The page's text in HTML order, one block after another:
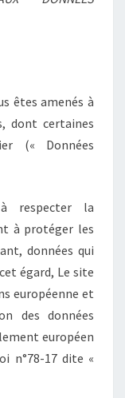
êtes amenés à
dont certaines
(« Données
à respecter la
à protéger les
données qui
égard, Le site
européenne et
des données
européen
n°78-17 dite «